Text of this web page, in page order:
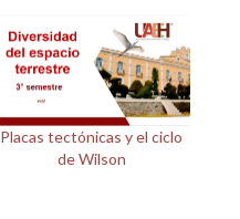
Placas tectónicas y el ciclo
de Wilson